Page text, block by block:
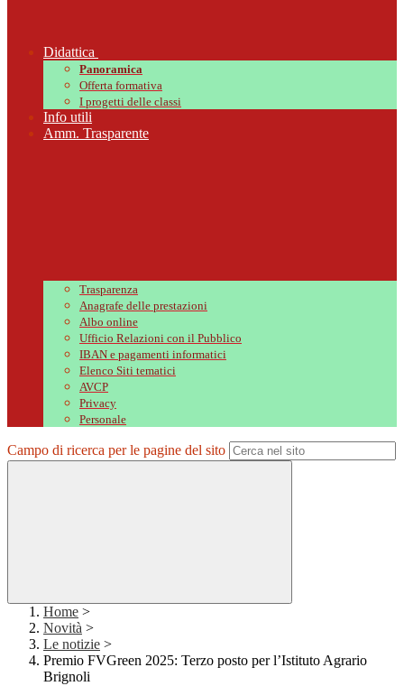
Didattica
Panoramica
Offerta formativa
I progetti delle classi
Info utili
Amm. Trasparente
Trasparenza
Anagrafe delle prestazioni
Albo online
Ufficio Relazioni con il Pubblico
IBAN e pagamenti informatici
Elenco Siti tematici
AVCP
Privacy
Personale
Campo di ricerca per le pagine del sito
Home >
Novità >
Le notizie >
Premio FVGreen 2025: Terzo posto per l’Istituto Agrario
Brignoli